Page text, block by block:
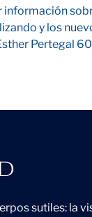
información
y los
Pertegal
sutiles: la